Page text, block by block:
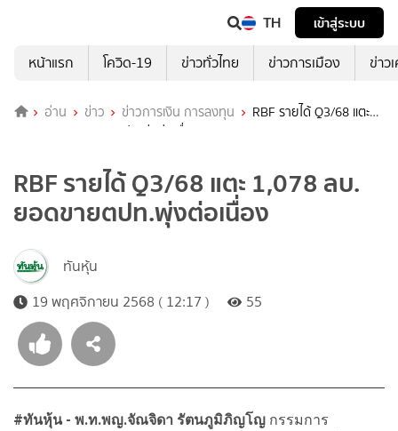
TH
เข้าสู่ระบบ
หน้าแรก
โควิด-19 ข่าวทั่วไทย ข่าวการเมือง ข่าว
อ่าน ข่าว ข่าวการเงิน การลงทุน
RBF รายได้ Q3/68 แตะ
1,078 ลบ. ยอดขายตปท.พุ่งต่อเนื่อง
RBF รายได้ Q3/68 แตะ 1,078 ลบ.
ยอดขายตปท.พุ่งต่อเนื่อง
ทันหุ้น
19 พฤศจิกายน 2568 ( 12:17 )
55
#ทันหุ้น - พ.ท.พญ.จัณจิดา รัตนภูมิภิญโญ กรรมการ